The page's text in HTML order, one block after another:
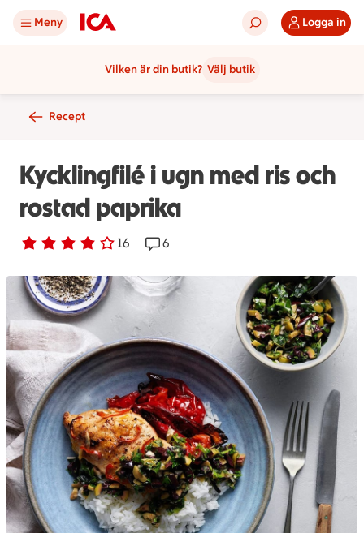
Meny Logga in
Vilken är din butik? Välj butik
Recept
Kycklingfilé i ugn med ris och
rostad paprika
Betyg 3.8 av 5. 16
16 personer har röstatReceptet har 6 kommentarer
6